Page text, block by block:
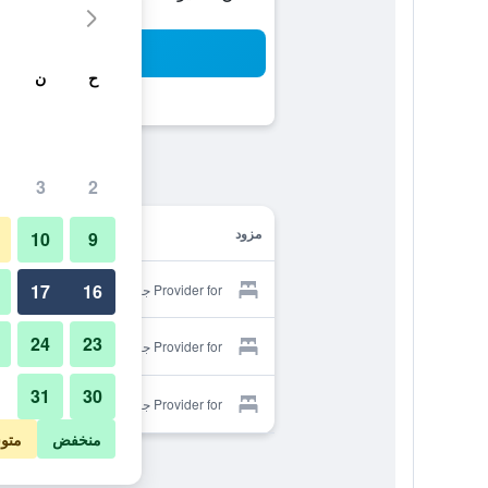
مزود
Provider for جيستهاوس سوي
Provider for جيستهاوس سوي
Provider for جيستهاوس سوي
ح ن
2
3
9
10
16
17
23
24
30
31
منخفض